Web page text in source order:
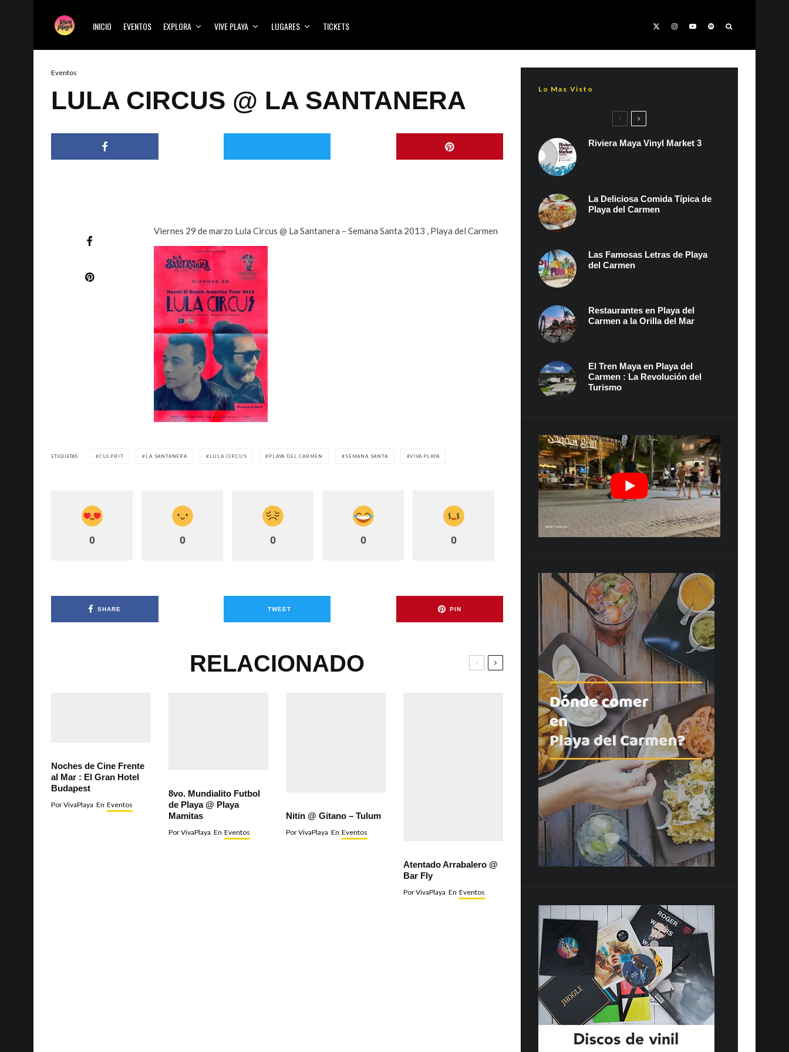
INICIO EVENTOS EXPLORA VIVE PLAYA LUGARES TICKETS
Eventos
LULA CIRCUS @ LA SANTANERA
Viernes 29 de marzo Lula Circus @ La Santanera – Semana Santa 2013 , Playa del Carmen
ETIQUETAS CULPRIT LA SANTANERA LULA CIRCUS PLAYA DEL CARMEN SEMANA SANTA VIVA PLAYA
0 0 0 0 0
SHARE TWEET PIN
RELACIONADO
Noches de Cine Frente
al Mar : El Gran Hotel
Budapest
PorVivaPlaya En Eventos
8vo. Mundialito Futbol
de Playa @ Playa
Mamitas
PorVivaPlaya En Eventos
Nitin @ Gitano – Tulum
PorVivaPlaya En Eventos
Atentado Arrabalero @
Bar Fly
PorVivaPlaya En Eventos
Lo Mas Visto
Riviera Maya Vinyl Market 3
La Deliciosa Comida Típica de
Playa del Carmen
Las Famosas Letras de Playa
del Carmen
Restaurantes en Playa del
Carmen a la Orilla del Mar
El Tren Maya en Playa del
Carmen : La Revolución del
Turismo